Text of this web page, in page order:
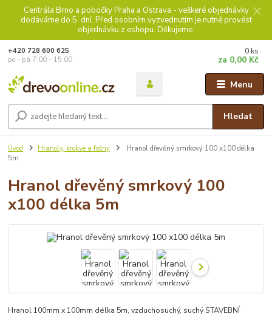
Centrála Brno a pobočky Praha a Ostrava - veškeré objednávky
dodáváme do 5. dní. Před osobním vyzvednutím je nutné provést
objednávku z eshopu. Děkujeme.
Menu
Hledat
+420 728 600 625
po - pá 7:00 - 15:00
0 ks
za 0,00 Kč
Úvod Hranoly, krokve a fošny
Hranol dřevěný smrkový 100 x100 délka
5m
Hranol dřevěný smrkový 100
x100 délka 5m
Hranol 100mm x 100mm délka 5m, vzduchosuchý, suchý STAVEBNÍ